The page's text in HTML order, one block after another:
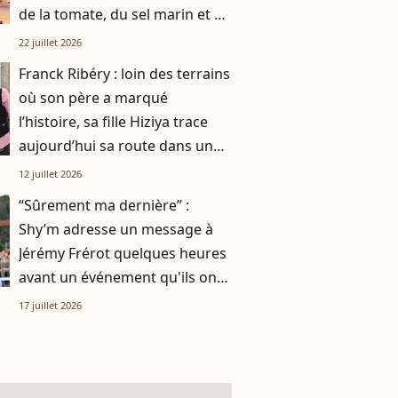
de la tomate, du sel marin et un
smoothie"
22 juillet 2026
Franck Ribéry : loin des terrains
où son père a marqué
l’histoire, sa fille Hiziya trace
aujourd’hui sa route dans un
tout autre univers
12 juillet 2026
“Sûrement ma dernière” :
Shy’m adresse un message à
Jérémy Frérot quelques heures
avant un événement qu'ils ont
vécu ensemble
17 juillet 2026